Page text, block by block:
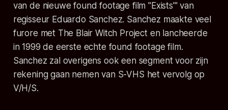
van de nieuwe found footage film "Exists'" van
regisseur Eduardo Sanchez. Sanchez maakte veel
furore met The Blair Witch Project en lancheerde
in 1999 de eerste echte found footage film.
Sanchez zal overigens ook een segment voor zijn
rekening gaan nemen van S-VHS het vervolg op
V/H/S.